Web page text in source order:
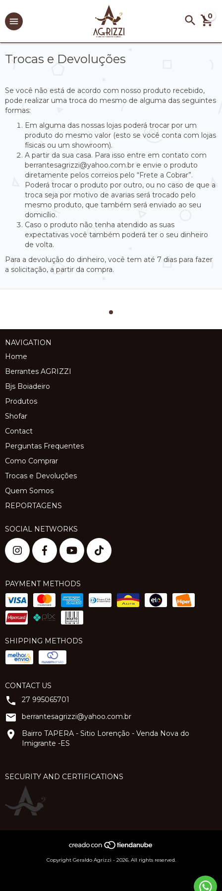
0
Trocas e Devoluções
Se você não está de acordo com nosso produto recebido,
pode realizar uma troca do mesmo de alguma das seguintes
formas:
Em alguma das nossas lojas poderá trocar por um
produto do mesmo valor (esto se você conta com lojas
físicas ou um showroom).
A partir da sua casa. Para isso entre em contato com
berrantesagrizzi@yahoo.com.br e envie o produto
diretamente pelos correios pelo “Frete a Cobrar”.
Poderá trocar o produto por outro, ou no caso de que a
troca seja por motivo de avarias será trocado pelo
mesmo produto, que também será enviado ao seu
domicílio.
Caso o produto não tenha atendido as suas
expectativas você também poderá ter o seu dinheiro
de volta.
Para a devolução do dinheiro, você tem até 7 dias para fazer
a solicitação, a partir da compra.
NAVIGATION
Home
Berrantes AGRIZZI
Bjs Boiadeiro
Produtos
Shofar
Contact
Perguntas Frequentes
Como Comprar
Trocas e Devoluções
Quem Somos
REPORTAGENS
SOCIAL NETWORKS
PAYMENT METHODS
SHIPPING METHODS
CONTACT US
27 995065701
berrantesagrizzi@yahoo.com.br
Bairro TAPERA - Sitio Lorenção - Venda Nova do
Imigrante -ES
SECURITY AND CERTIFICATIONS
Copyright Geraldo Agrizzi - 2026. All rights reserved.